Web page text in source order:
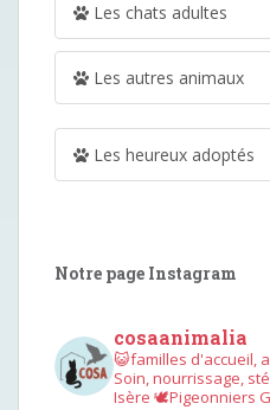
Les chats adultes
Les autres animaux
Les heureux adoptés
Notre page Instagram
cosaanimalia
😺familles d'accueil,
Soin, nourrissage,
Isère 🕊︎Pigeonniers